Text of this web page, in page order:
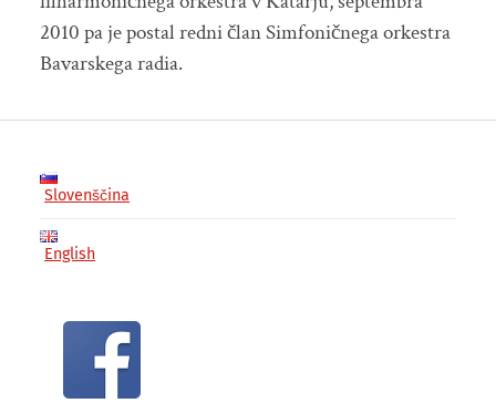
2010 pa je postal redni član Simfoničnega orkestra
Bavarskega radia.
Slovenščina
English